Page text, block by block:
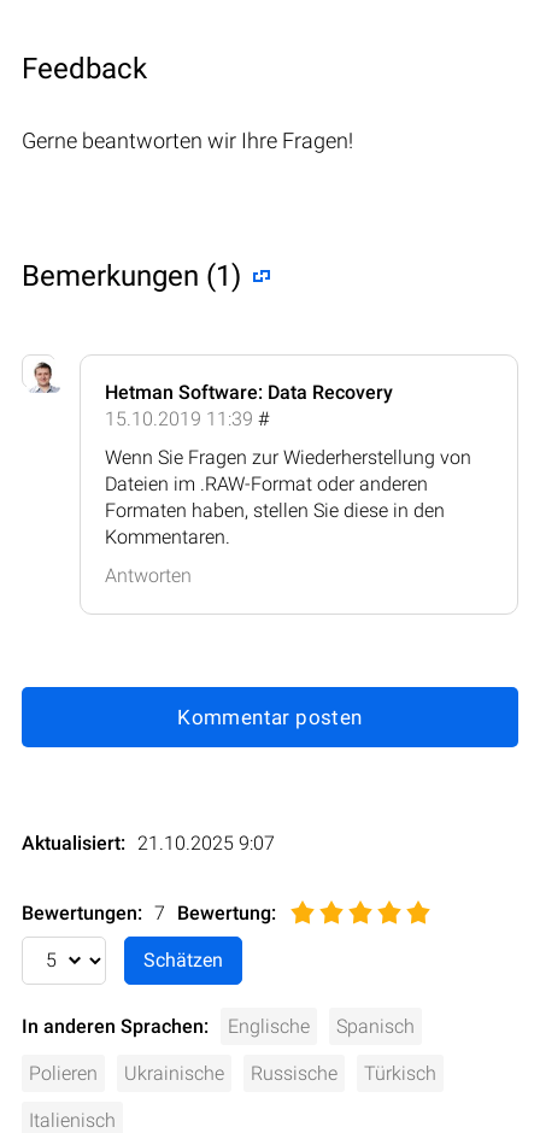
Feedback
Gerne beantworten wir Ihre Fragen!
Bemerkungen (1)
Hetman Software: Data Recovery
15.10.2019 11:39 #
Wenn Sie Fragen zur Wiederherstellung von
Dateien im .RAW-Format oder anderen
Formaten haben, stellen Sie diese in den
Kommentaren.
Antworten
Kommentar posten
Aktualisiert: 21.10.2025 9:07
Bewertungen: 7 Bewertung:
In anderen Sprachen: Englische Spanisch
Polieren Ukrainische Russische Türkisch
Italienisch